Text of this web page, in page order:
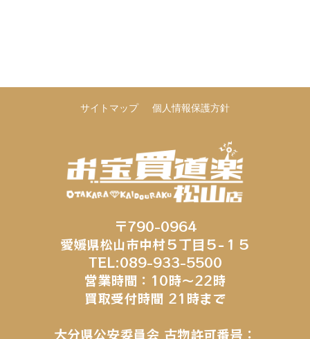
サイトマップ 個人情報保護方針
〒790-0964
愛媛県松山市中村５丁目５−１５
TEL:089-933-5500
営業時間：10時～22時
買取受付時間 21時まで
大分県公安委員会 古物許可番号：